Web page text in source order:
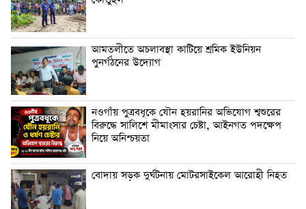
আমতলীতে অচলাবস্থা কাটিয়ে শ্রমিক ইউনিয়ন
পুনর্গঠনের উদ্যোগ
নওগাঁয় পুত্রবধূকে যৌন হয়রানির অভিযোগ শ্বশুরের
বিরুদ্ধে সালিশে মীমাংসার চেষ্টা, আইনগত পদক্ষেপ
নিয়ে অনিশ্চয়তা
বোদায় সড়ক দুর্ঘটনায় মোটরসাইকেল আরোহী নিহত